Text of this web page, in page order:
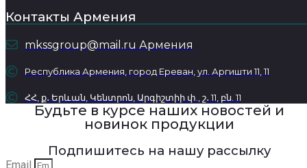
Контакты Армения
mkssgroup@mail.ru Армения
Республика Армения, город Ереван, ул. Аргишти 11, 11
ՀՀ, ք․ Երևան, Կենտրոն, Արգիշտիի փ., շ․ 11, բն. 11
Будьте в курсе наших новостей и
новинок продукции
Подпишитесь на нашу рассылку
Email